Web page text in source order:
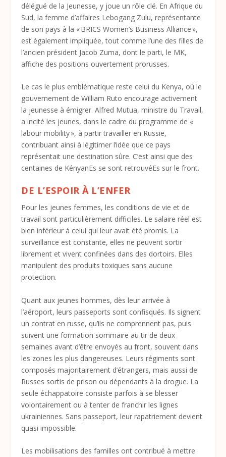
délégué de la Jeunesse, y joue un rôle clé. En Afrique du
Sud, la femme d’affaires Lebogang Zulu, représentante
de son pays à la « BRICS Women’s Business Alliance »,
est également impliquée, tout comme l’une des filles de
l’ancien président Jacob Zuma, dont le parti, le MK,
affiche des positions ouvertement prorusses.
Le cas le plus emblématique reste celui du Kenya, où le
gouvernement de William Ruto encourage activement
la jeunesse à émigrer. Alfred Mutua, ministre du Travail,
a incité les jeunes, dans le cadre du programme de «
labour mobility », à partir travailler en Russie,
contribuant ainsi à légitimer l’idée que ce pays
représentait une destination sûre. C’est ainsi que des
centaines de KényanEs se sont retrouvéEs sur le front.
DE L’ESPOIR À L’ENFER
Pour les jeunes femmes, les conditions de vie et de
travail sont particulièrement difficiles. Le salaire réel est
bien inférieur à celui qui leur avait été promis. La
surveillance est constante, elles ne peuvent sortir
librement et vivent confinées dans des dortoirs. Elles
manipulent des produits toxiques sans aucune
protection.
Quant aux jeunes hommes, dès leur arrivée à
l’aéroport, leurs passeports sont confisqués. Ils signent
un contrat en russe, qu’ils ne comprennent pas, puis
suivent une formation sommaire au tir de deux
semaines avant d’être envoyés au front, souvent dans
les zones les plus dangereuses. Leurs régiments sont
composés majoritairement d’étrangers, mais aussi de
Russes sortis de prison ou dépendants à la drogue. La
seule échappatoire consiste parfois à se blesser
volontairement ou à tenter de franchir les lignes
ukrainiennes. Sans passeport, leur rapatriement devient
quasi impossible.
Les mobilisations des familles ont contribué à mettre